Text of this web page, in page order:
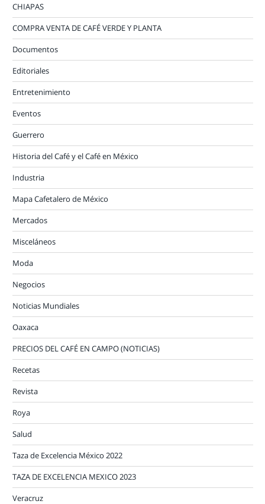
CHIAPAS
COMPRA VENTA DE CAFÉ VERDE Y PLANTA
Documentos
Editoriales
Entretenimiento
Eventos
Guerrero
Historia del Café y el Café en México
Industria
Mapa Cafetalero de México
Mercados
Misceláneos
Moda
Negocios
Noticias Mundiales
Oaxaca
PRECIOS DEL CAFÉ EN CAMPO (NOTICIAS)
Recetas
Revista
Roya
Salud
Taza de Excelencia México 2022
TAZA DE EXCELENCIA MEXICO 2023
Veracruz